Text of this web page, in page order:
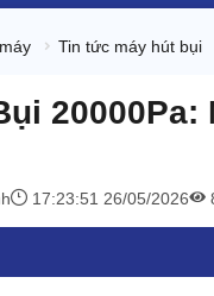
Tin tức máy hút bụi
17:23:51 26/05/2026